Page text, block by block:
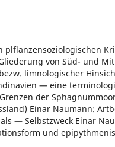
plflanzensoziologischen
von Süd- und
limnologischer
— eine
der
Einar Naumann:
— Selbstzweck Einar
und